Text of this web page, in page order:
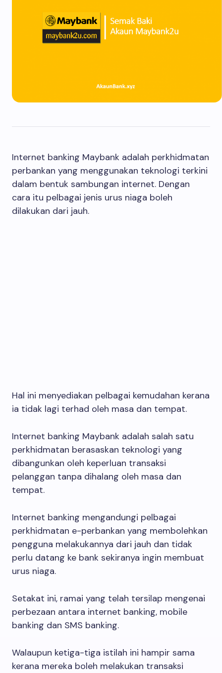
Internet banking Maybank adalah perkhidmatan
perbankan yang menggunakan teknologi terkini
dalam bentuk sambungan internet. Dengan
cara itu pelbagai jenis urus niaga boleh
dilakukan dari jauh.
Hal ini menyediakan pelbagai kemudahan kerana
ia tidak lagi terhad oleh masa dan tempat.
Internet banking Maybank adalah salah satu
perkhidmatan berasaskan teknologi yang
dibangunkan oleh keperluan transaksi
pelanggan tanpa dihalang oleh masa dan
tempat.
Internet banking mengandungi pelbagai
perkhidmatan e-perbankan yang membolehkan
pengguna melakukannya dari jauh dan tidak
perlu datang ke bank sekiranya ingin membuat
urus niaga.
Setakat ini, ramai yang telah tersilap mengenai
perbezaan antara internet banking, mobile
banking dan SMS banking.
Walaupun ketiga-tiga istilah ini hampir sama
kerana mereka boleh melakukan transaksi